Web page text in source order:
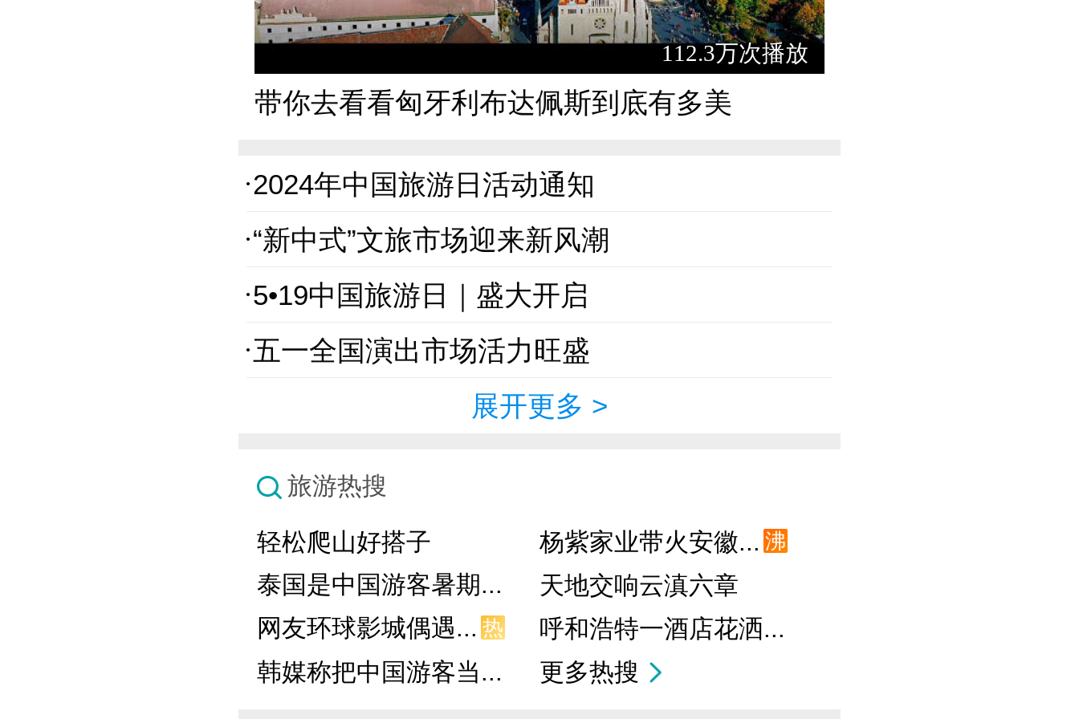
112.3万次播放
带你去看看匈牙利布达佩斯到底有多美
2024年中国旅游日活动通知
“新中式”文旅市场迎来新风潮
5•19中国旅游日｜盛大开启
五一全国演出市场活力旺盛
展开更多 >
旅游热搜
轻松爬山好搭子
泰国是中国游客暑期...
网友环球影城偶遇... 热
韩媒称把中国游客当...
杨紫家业带火安徽... 沸
天地交响云滇六章
呼和浩特一酒店花洒...
更多热搜